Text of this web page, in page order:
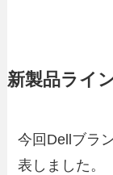
新製品ライ
今回Dellブラ
表しました。